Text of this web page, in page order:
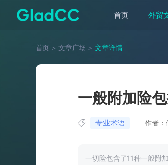
首页 外贸
首页 ＞ 文章广场 ＞ 文章详情
一般附加险
专业术语 作者：
一切险包含了11种一般附